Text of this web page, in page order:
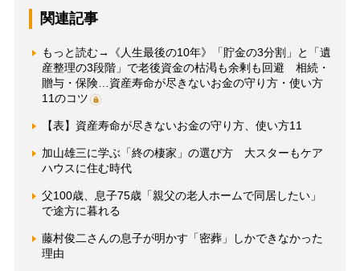
関連記事
もっと読む→《人生最後の10年》「貯金の3分割」と「遺
産整理の3段階」で老後資金の枯渇も余剰も回避 相続・
贈与・保険…資産寿命が尽きないお金の守り方・使い方
11のコツ
【表】資産寿命が尽きないお金の守り方、使い方11
加山雄三に学ぶ「終の棲家」の選び方 大スターもケア
ハウスに住む時代
父100歳、息子75歳「親父の老人ホームで同居したい」
で途方に暮れる
藤村俊二さんの息子が明かす「密葬」しかできなかった
理由